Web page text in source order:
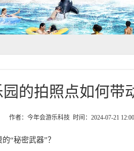
的拍照点如何带
作者：今年会游乐科技 时间：2024-07-21
“秘密武器”？